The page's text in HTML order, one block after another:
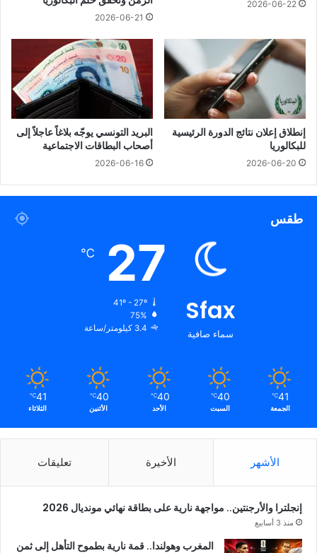
2026-06-22
2026-06-21
إنطلاق إعلان نتائج الدورة الرئيسية
للبكالوريا
2026-06-20
البريد التونسي يوجّه بلاغاً عاجلاً إلى
أصحاب البطاقات الاجتماعية
2026-06-16
طقس
Sfax
سماء صافية
27
℃
41º - 27º
75%
3.4 كيلومتر/ساعة
41
℃
الجمعة
40
℃
السبت
40
℃
الأحد
40
℃
الأثنين
41
℃
الثلاثاء
الأشهر الأخيرة تعليقات
إنجلترا والأرجنتين.. مواجهة نارية على بطاقة نهائي مونديال 2026
منذ 3 أسابيع
المغرب وهولندا.. قمة نارية بطموح التأهل إلى ثمن